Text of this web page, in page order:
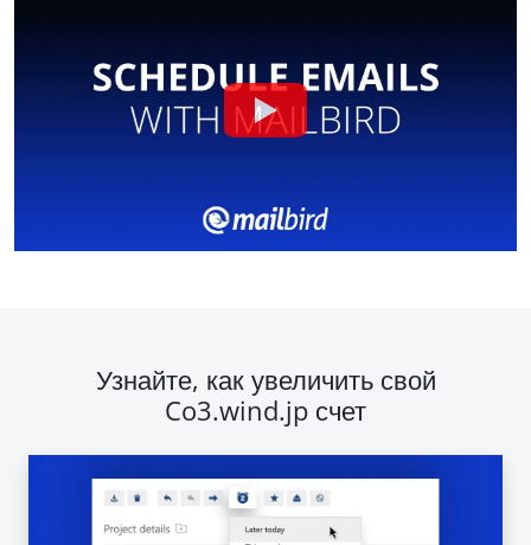
Узнайте, как увеличить свой
Co3.wind.jp счет